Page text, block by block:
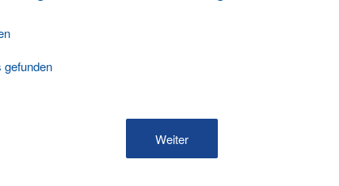
gefunden
Weiter